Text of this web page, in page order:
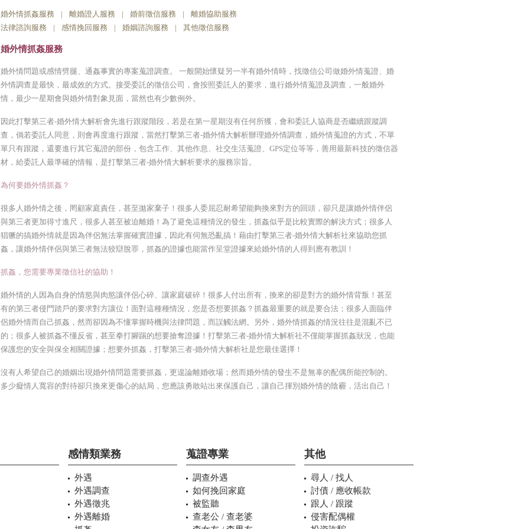
婚外情抓姦服務 | 離婚證人服務 | 婚前徵信服務 |
離婚協助服務
法律諮詢服務
| 感情挽回服務 | 婚姻諮詢服務 | 其他徵信服務
婚外情抓姦服務
婚外情問題或感情劈腿、通姦事實的專案蒐證調查。 一般開始懷疑另一半有婚外情時，找徵信公司做婚外情蒐證、婚
外情調查是最快，最成效的方式。接受委託的徵信公司，會按照委託人的要求，進行婚外情蒐證及調查，一般婚外
情，最少一星期會與婚外情對象見面，當然也有少數例外。
因此打擊第三者-婚外情大解析會先進行跟蹤階段，若是在第一星期沒有任何所獲，會和委託人協商是否繼續跟蹤調
查，倘若委託人同意，則會再度進行跟蹤，當然打擊第三者-婚外情大解析辦理婚外情調查，婚外情蒐證的方式，不單
單只有跟蹤，還要進行其它蒐證的部份，包含工作、其他作息、社交生活蒐證、GPS定位等等，善用最新科技的徵信器
材，給委託人最準確的情報，是打擊第三者-婚外情大解析要求的服務宗旨。
為何要婚外情抓姦？
很多人婚外情之後，罔顧家庭責任，甚至拋家棄子！很多人委屈忍耐希望能夠換來對方的回頭，卻只是讓婚外情伴侶
與第三者更加得寸進尺，很多人甚至被迫離婚！為了避免這種情況的發生，抓姦似乎是比較實際的解決方式；很多人
猖獗的搞婚外情就是因為伴侶無法掌握確實證據，因此有伺無恐亂搞！藉由打擊第三者-婚外情大解析社來協助您抓
姦，讓婚外情伴侶與第三者無法狡辯脫罪，抓姦的證據也能當作呈堂證據來給婚外情的人得到應有教訓！
抓姦，您需要專業徵信社的協助！
婚外情的人因為自身的情慾與肉慾讓伴侶心碎、讓家庭破碎！很多人付出所有，換來的卻是對方的婚外情背叛！甚至
有的第三者侵門踏戶的要求對方讓位！面對這種種情況，您是否想要抓姦？抓姦最重要的就是要合法；很多人面臨伴
侶婚外情而自己抓姦，然而卻因為不懂掌握時機與法律問題，而誤觸法網。另外，婚外情抓姦的情況往往是混亂不已
的；很多人被抓姦不懂反省，甚至拳打腳踢的想要搶奪證據！打擊第三者-婚外情大解析社不僅能掌握抓姦狀況，也能
保護您的安全與保全相關證據；想要外抓姦，打擊第三者-婚外情大解析社是您最佳選擇！
沒有人希望自己的婚姻出現婚外情問題需要抓姦，更遑論離婚收場；然而婚外情的發生不是無辜的配偶所能控制的。
多少癡情人寬容的對待卻只換來更傷心的結局，您應該勇敢站出來保護自己，讓自己揮別婚外情的陰霾，活出自己！
感情類業務
外遇
外遇調查
外遇徵兆
外遇離婚
蒐證專業
調查外遇
如何挽回家庭
被監聽
查老公 / 查老婆
其他
尋人 / 找人
討債 / 應收帳款
跟人 / 跟蹤
侵害配偶權